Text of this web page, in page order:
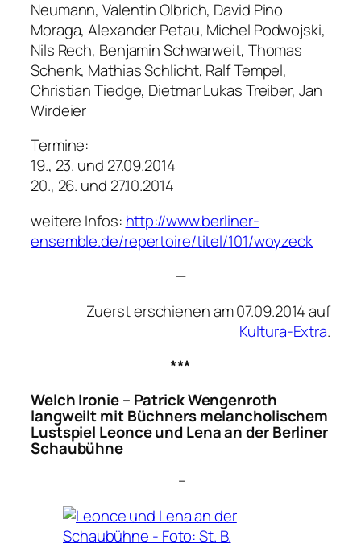
Neumann, Valentin Olbrich, David Pino
Moraga, Alexander Petau, Michel Podwojski,
Nils Rech, Benjamin Schwarweit, Thomas
Schenk, Mathias Schlicht, Ralf Tempel,
Christian Tiedge, Dietmar Lukas Treiber, Jan
Wirdeier
Termine:
19., 23. und 27.09.2014
20., 26. und 27.10.2014
weitere Infos: http://www.berliner-
ensemble.de/repertoire/titel/101/woyzeck
—
Zuerst erschienen am 07.09.2014 auf
Kultura-Extra.
***
Welch Ironie – Patrick Wengenroth
langweilt mit Büchners melancholischem
Lustspiel Leonce und Lenaan der Berliner
Schaubühne
–